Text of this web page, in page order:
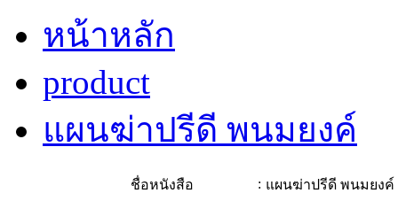
หน้าหลัก
product
แผนฆ่าปรีดี พนมยงค์
ชื่อหนังสือ : แผนฆ่าปรีดี พนมยงค์